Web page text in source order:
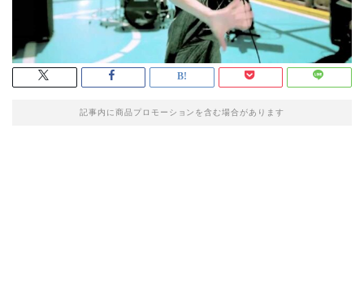
記事内に商品プロモーションを含む場合があります